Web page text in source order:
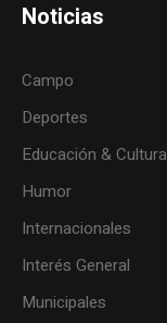
Noticias
Campo
Deportes
Educación & Cultura
Humor
Internacionales
Interés General
Municipales